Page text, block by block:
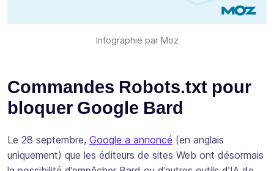
Infographie par Moz
Commandes Robots.txt pour
bloquer Google Bard
Le 28 septembre, Google a annoncé (en anglais
uniquement) que les éditeurs de sites Web ont désormais